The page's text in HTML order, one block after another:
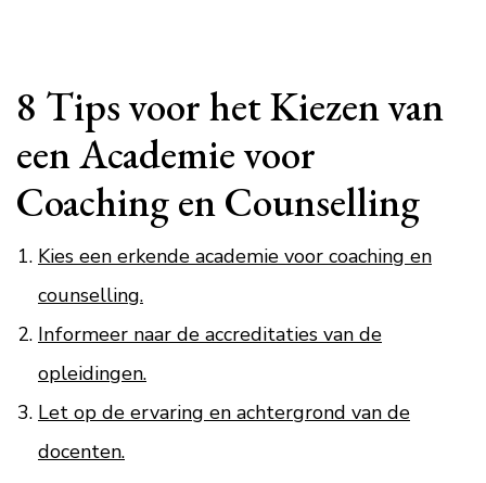
8 Tips voor het Kiezen van
een Academie voor
Coaching en Counselling
Kies een erkende academie voor coaching en
counselling.
Informeer naar de accreditaties van de
opleidingen.
Let op de ervaring en achtergrond van de
docenten.